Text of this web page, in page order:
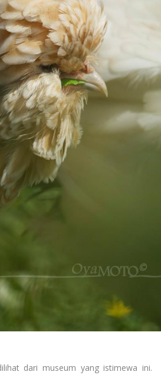
dari museum yang istimewa ini.